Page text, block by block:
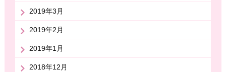
2019年3月
2019年2月
2019年1月
2018年12月